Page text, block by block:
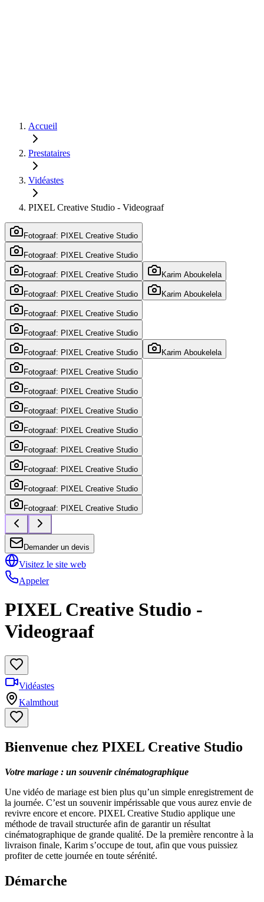
Accueil
Prestataires
Vidéastes
PIXEL Creative Studio - Videograaf
Fotograaf: PIXEL Creative Studio
Fotograaf: PIXEL Creative Studio
Fotograaf: PIXEL Creative Studio Karim Aboukelela
Fotograaf: PIXEL Creative Studio Karim Aboukelela
Fotograaf: PIXEL Creative Studio
Fotograaf: PIXEL Creative Studio
Fotograaf: PIXEL Creative Studio Karim Aboukelela
Fotograaf: PIXEL Creative Studio
Fotograaf: PIXEL Creative Studio
Fotograaf: PIXEL Creative Studio
Fotograaf: PIXEL Creative Studio
Fotograaf: PIXEL Creative Studio
Fotograaf: PIXEL Creative Studio
Fotograaf: PIXEL Creative Studio
Fotograaf: PIXEL Creative Studio
Demander un devis
Visitez le site web
Appeler
PIXEL Creative Studio -
Videograaf
Vidéastes
Kalmthout
Bienvenue chez PIXEL Creative Studio
Votre mariage : un souvenir cinématographique
Une vidéo de mariage est bien plus qu’un simple enregistrement de
la journée. C’est un souvenir impérissable que vous aurez envie de
revivre encore et encore. PIXEL Creative Studio applique une
méthode de travail structurée afin de garantir un résultat
cinématographique de grande qualité. De la première rencontre à la
livraison finale, Karim s’occupe de tout, afin que vous puissiez
profiter de cette journée en toute sérénité.
Démarche